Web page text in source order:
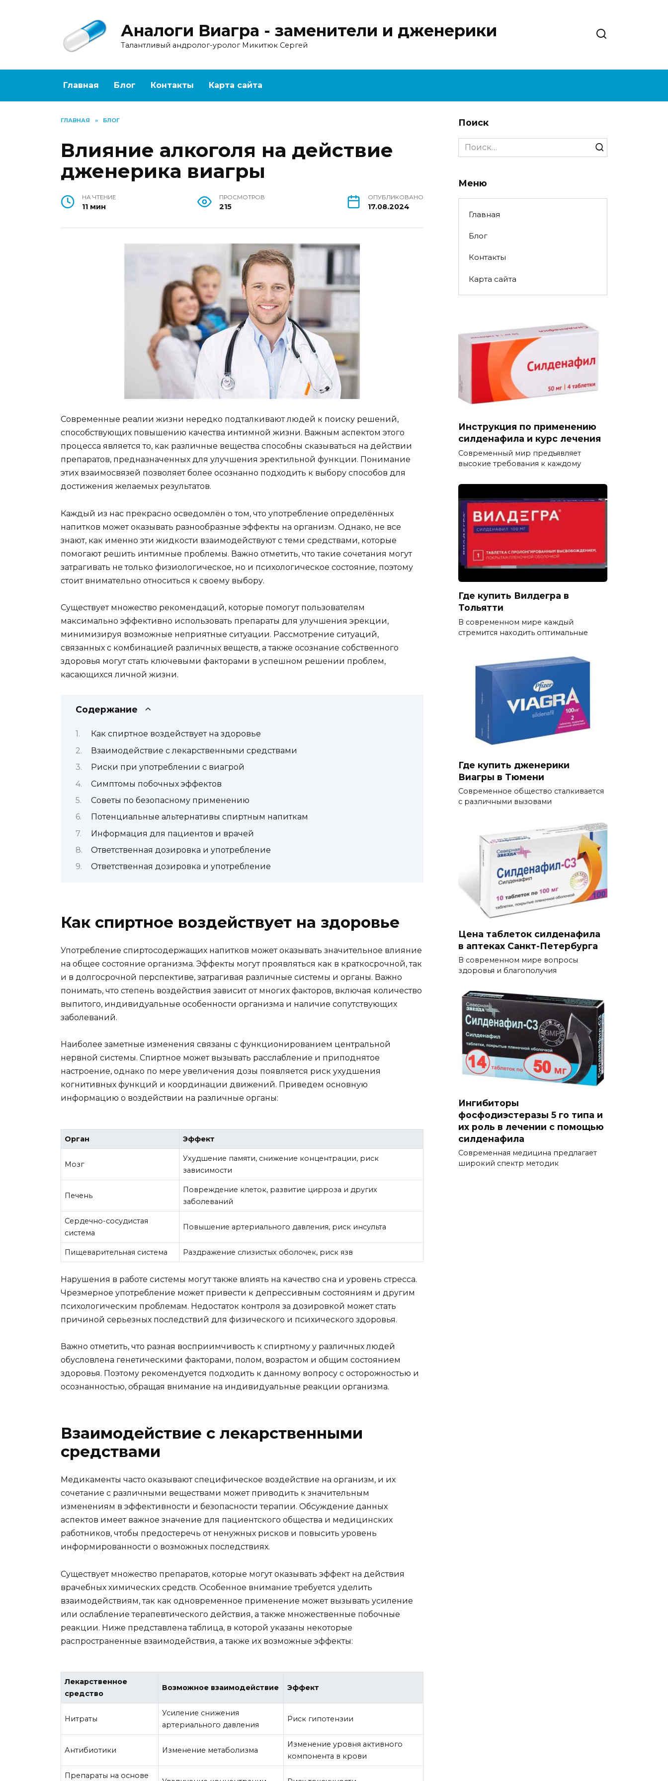
Аналоги Виагра - заменители и дженерики
Талантливый андролог-уролог Микитюк Сергей
Главная Блог Контакты Карта сайта
ГЛАВНАЯ » БЛОГ
Влияние алкоголя на действие
дженерика виагры
НА ЧТЕНИЕ
11 мин
ПРОСМОТРОВ
215
ОПУБЛИКОВАНО
17.08.2024
Современные реалии жизни нередко подталкивают людей к поиску решений,
способствующих повышению качества интимной жизни. Важным аспектом этого
процесса является то, как различные вещества способны сказываться на действии
препаратов, предназначенных для улучшения эректильной функции. Понимание
этих взаимосвязей позволяет более осознанно подходить к выбору способов для
достижения желаемых результатов.
Каждый из нас прекрасно осведомлён о том, что употребление определённых
напитков может оказывать разнообразные эффекты на организм. Однако, не все
знают, как именно эти жидкости взаимодействуют с теми средствами, которые
помогают решить интимные проблемы. Важно отметить, что такие сочетания могут
затрагивать не только физиологическое, но и психологическое состояние, поэтому
стоит внимательно относиться к своему выбору.
Существует множество рекомендаций, которые помогут пользователям
максимально эффективно использовать препараты для улучшения эрекции,
минимизируя возможные неприятные ситуации. Рассмотрение ситуаций,
связанных с комбинацией различных веществ, а также осознание собственного
здоровья могут стать ключевыми факторами в успешном решении проблем,
касающихся личной жизни.
Содержание
Как спиртное воздействует на здоровье
Взаимодействие с лекарственными средствами
Риски при употреблении с виагрой
Симптомы побочных эффектов
Советы по безопасному применению
Потенциальные альтернативы спиртным напиткам
Информация для пациентов и врачей
Ответственная дозировка и употребление
Ответственная дозировка и употребление
Как спиртное воздействует на здоровье
Употребление спиртосодержащих напитков может оказывать значительное влияние
на общее состояние организма. Эффекты могут проявляться как в краткосрочной, так
и в долгосрочной перспективе, затрагивая различные системы и органы. Важно
понимать, что степень воздействия зависит от многих факторов, включая количество
выпитого, индивидуальные особенности организма и наличие сопутствующих
заболеваний.
Наиболее заметные изменения связаны с функционированием центральной
нервной системы. Спиртное может вызывать расслабление и приподнятое
настроение, однако по мере увеличения дозы появляется риск ухудшения
когнитивных функций и координации движений. Приведем основную
информацию о воздействии на различные органы:
Орган Эффект
Мозг
Ухудшение памяти, снижение концентрации, риск
зависимости
Печень
Повреждение клеток, развитие цирроза и других
заболеваний
Сердечно-сосудистая
система
Повышение артериального давления, риск инсульта
Пищеварительная система Раздражение слизистых оболочек, риск язв
Нарушения в работе системы могут также влиять на качество сна и уровень стресса.
Чрезмерное употребление может привести к депрессивным состояниям и другим
психологическим проблемам. Недостаток контроля за дозировкой может стать
причиной серьезных последствий для физического и психического здоровья.
Важно отметить, что разная восприимчивость к спиртному у различных людей
обусловлена генетическими факторами, полом, возрастом и общим состоянием
здоровья. Поэтому рекомендуется подходить к данному вопросу с осторожностью и
осознанностью, обращая внимание на индивидуальные реакции организма.
Взаимодействие с лекарственными
средствами
Медикаменты часто оказывают специфическое воздействие на организм, и их
сочетание с различными веществами может приводить к значительным
изменениям в эффективности и безопасности терапии. Обсуждение данных
аспектов имеет важное значение для пациентского общества и медицинских
работников, чтобы предостеречь от ненужных рисков и повысить уровень
информированности о возможных последствиях.
Существует множество препаратов, которые могут оказывать эффект на действия
врачебных химических средств. Особенное внимание требуется уделить
взаимодействиям, так как одновременное применение может вызывать усиление
или ослабление терапевтического действия, а также множественные побочные
реакции. Ниже представлена таблица, в которой указаны некоторые
распространенные взаимодействия, а также их возможные эффекты:
Лекарственное
средство
Возможное взаимодействие Эффект
Нитраты
Усиление снижения
артериального давления
Риск гипотензии
Антибиотики Изменение метаболизма
Изменение уровня активного
компонента в крови
Препараты на основе
Поиск
Search
for:
Меню
Главная
Блог
Контакты
Карта сайта
Инструкция по применению
силденафила и курс лечения
Современный мир предъявляет
высокие требования к каждому
Где купить Вилдегра в
Тольятти
В современном мире каждый
стремится находить оптимальные
Где купить дженерики
Виагры в Тюмени
Современное общество сталкивается
с различными вызовами
Цена таблеток силденафила
в аптеках Санкт-Петербурга
В современном мире вопросы
здоровья и благополучия
Ингибиторы
фосфодиэстеразы 5 го типа и
их роль в лечении с помощью
силденафила
Современная медицина предлагает
широкий спектр методик